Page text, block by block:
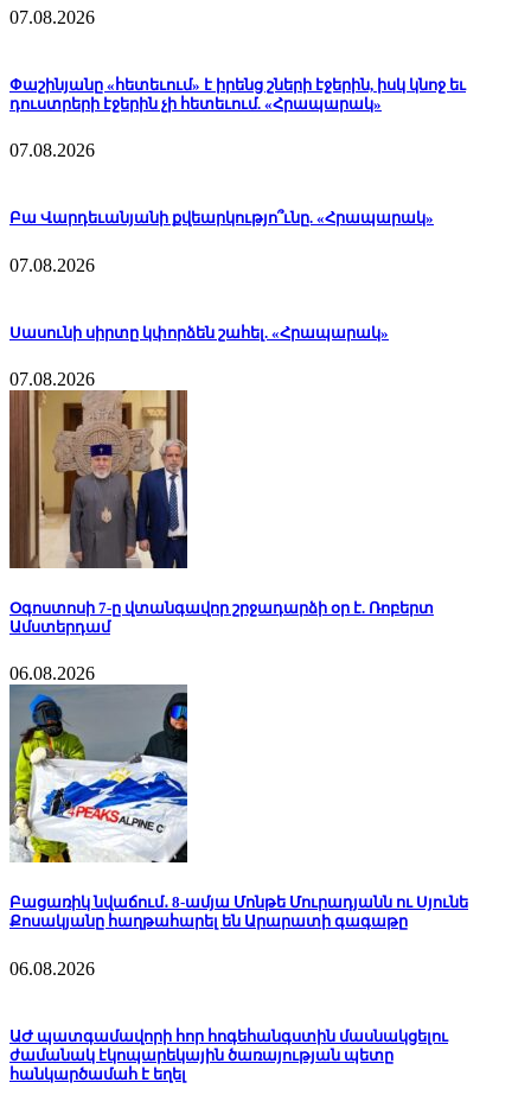
07.08.2026
Փաշինյանը «հետեւում» է իրենց շների էջերին, իսկ կնոջ եւ
դուստրերի էջերին չի հետեւում. «Հրապարակ»
07.08.2026
Բա Վարդեւանյանի քվեարկությո՞ւնը. «Հրապարակ»
07.08.2026
Սասունի սիրտը կփորձեն շահել. «Հրապարակ»
07.08.2026
Օգոստոսի 7-ը վտանգավոր շրջադարձի օր է. Ռոբերտ
Ամստերդամ
06.08.2026
Բացառիկ նվաճում․ 8-ամյա Մոնթե Մուրադյանն ու Սյունե
Քոսակյանը հաղթահարել են Արարատի գագաթը
06.08.2026
ԱԺ պատգամավորի հոր հոգեհանգստին մասնակցելու
ժամանակ էկոպարեկային ծառայության պետը
հանկարծամահ է եղել